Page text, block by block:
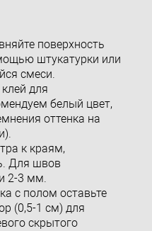
поверхность
штукатурки или
смеси.
для
белый цвет,
оттенка на
к краям,
Для швов
2-3 мм.
с полом оставьте
(0,5-1 см) для
скрытого